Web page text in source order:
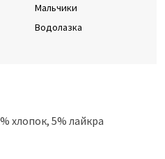
Мальчики
Водолазка
хлопок, 5% лайкра